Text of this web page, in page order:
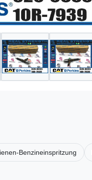
Benzineinspritzung